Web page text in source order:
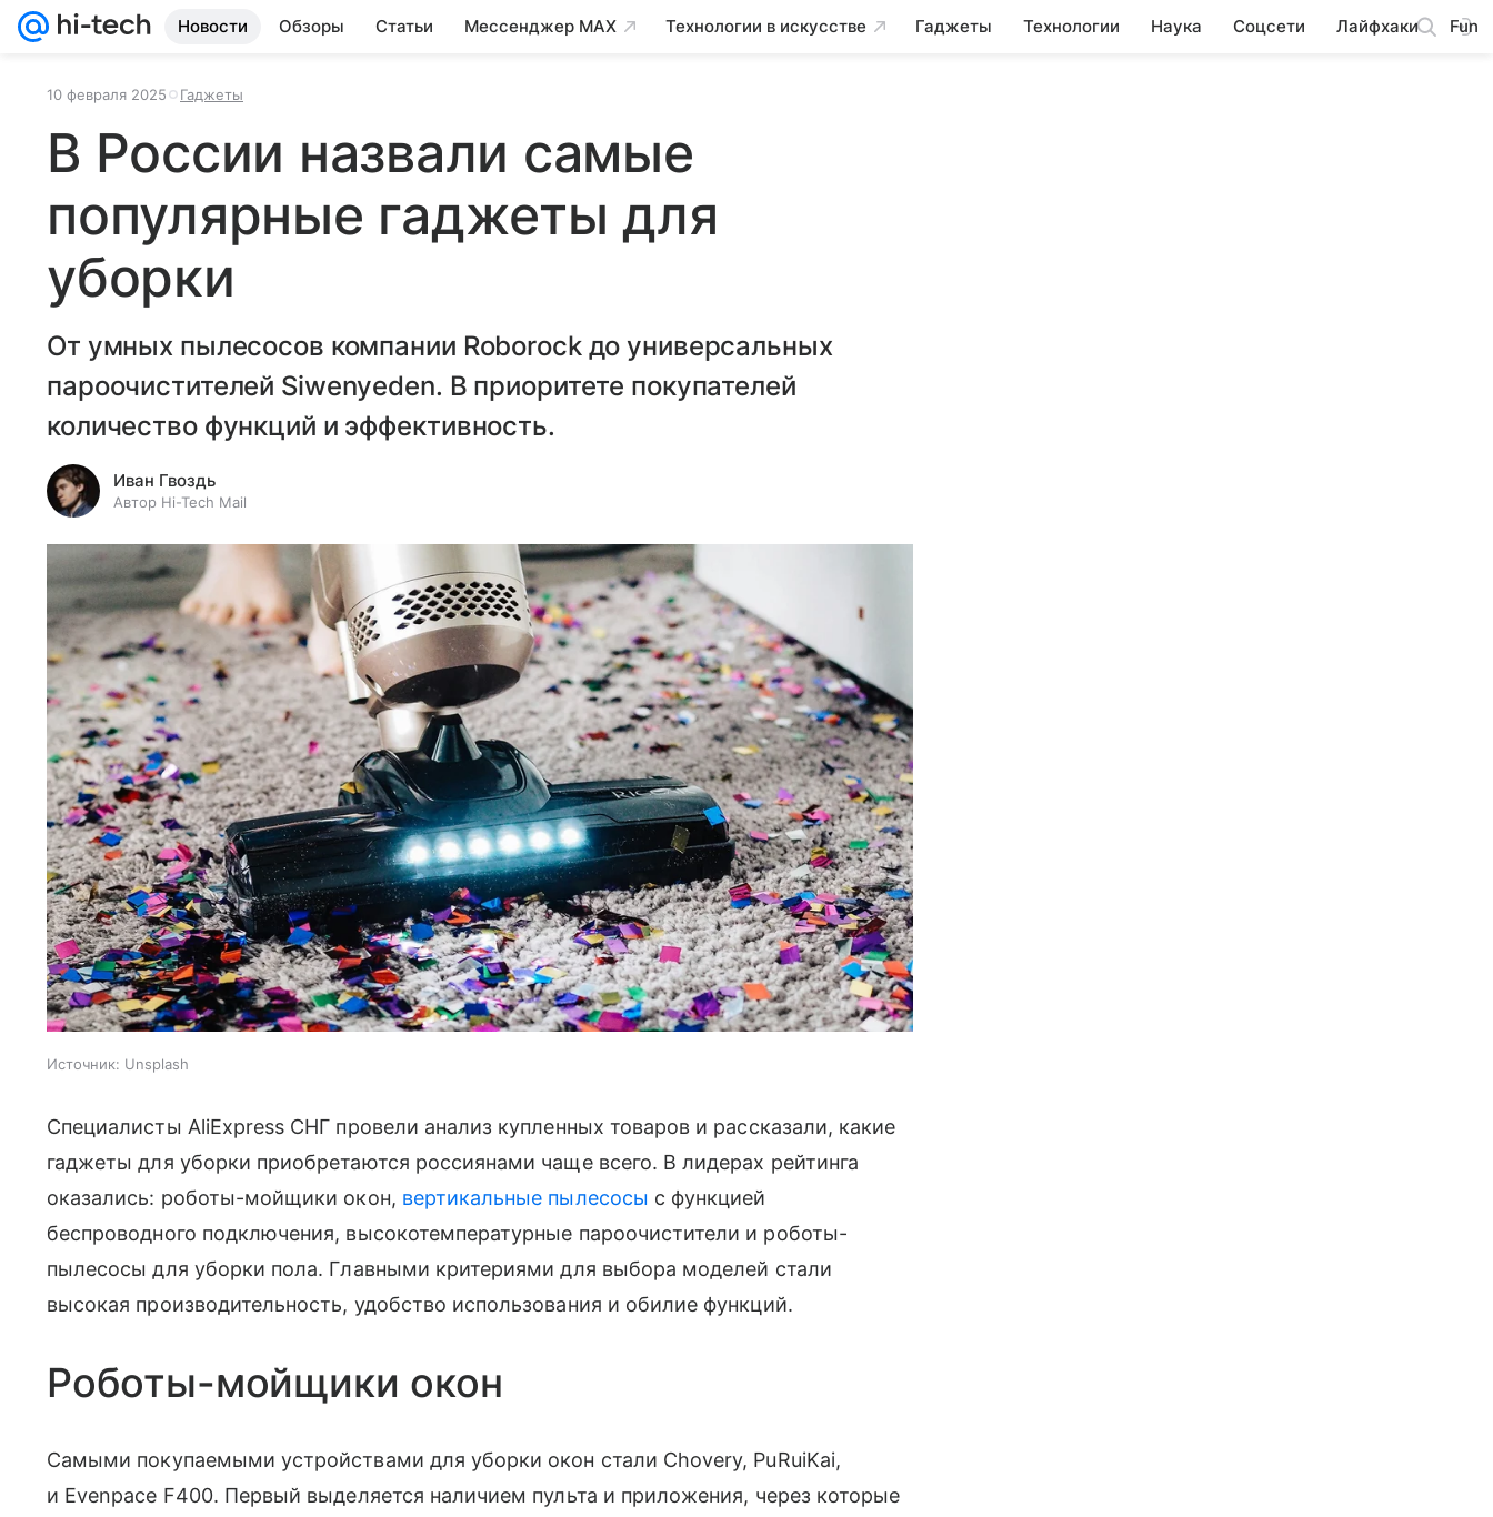
Новости Обзоры Статьи Мессенджер MAX Технологии в искусстве Гаджеты Технологии Наука Соцсети Лайфхаки Fun
10 февраля 2025 Гаджеты
В России назвали самые
популярные гаджеты для
уборки
От умных пылесосов компании Roborock до универсальных
пароочистителей Siwenyeden. В приоритете покупателей
количество функций и эффективность.
Иван Гвоздь
Автор Hi-Tech Mail
Источник: Unsplash
Специалисты AliExpress СНГ провели анализ купленных товаров и рассказали, какие
гаджеты для уборки приобретаются россиянами чаще всего. В лидерах рейтинга
оказались: роботы-мойщики окон, вертикальные пылесосы с функцией
беспроводного подключения, высокотемпературные пароочистители и роботы-
пылесосы для уборки пола. Главными критериями для выбора моделей стали
высокая производительность, удобство использования и обилие функций.
Роботы-мойщики окон
Самыми покупаемыми устройствами для уборки окон стали Chovery, PuRuiKai,
и Evenpace F400. Первый выделяется наличием пульта и приложения, через которые